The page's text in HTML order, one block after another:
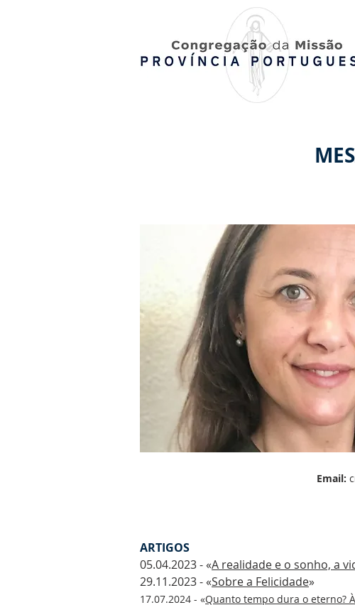
Email:
ARTIGOS
05.04.2023 - «A realidade e o sonho, a
29.11.2023 - «Sobre a Felicidade»
​17.07.2024 - «Quanto tempo dura o eterno?